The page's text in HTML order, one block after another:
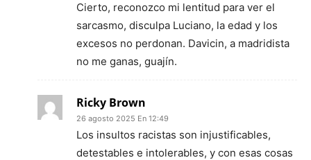
Cierto, reconozco mi lentitud para ver el
sarcasmo, disculpa Luciano, la edad y los
excesos no perdonan. Davicin, a madridista
no me ganas, guajín.
Ricky Brown
26 agosto 2025 En 12:49
Los insultos racistas son injustificables,
detestables e intolerables, y con esas cosas